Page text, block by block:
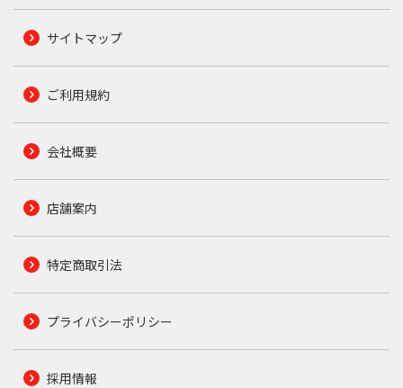
サイトマップ
ご利用規約
会社概要
店舗案内
特定商取引法
プライバシーポリシー
採用情報